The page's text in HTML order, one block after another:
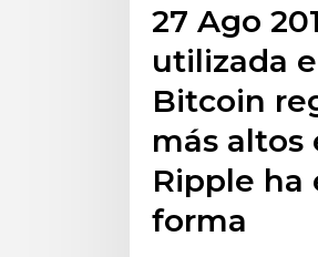
27 Ago
utilizada
Bitcoin
más altos
Ripple ha
forma